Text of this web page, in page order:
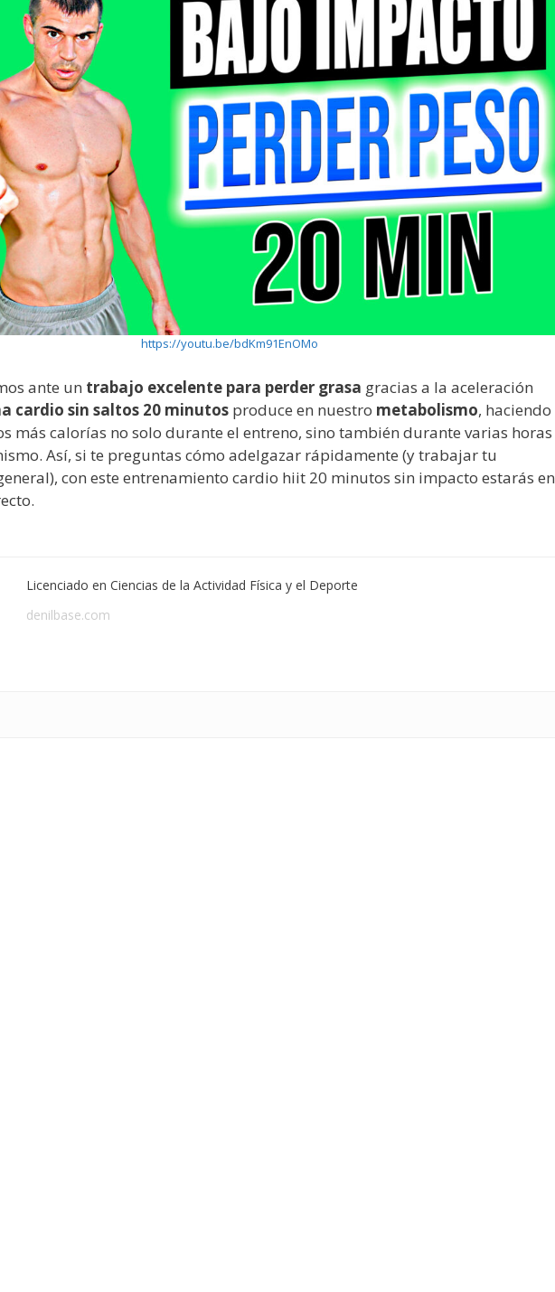
https://youtu.be/bdKm91EnOMo
ante un trabajo excelente para perder grasa gracias a la aceleración
cardio sin saltos 20 minutos produce en nuestro metabolismo, haciendo
más calorías no solo durante el entreno, sino también durante varias horas
Así, si te preguntas cómo adelgazar rápidamente (y trabajar tu
con este entrenamiento cardio hiit 20 minutos sin impacto estarás en
Licenciado en Ciencias de la Actividad Física y el Deporte
denilbase.com